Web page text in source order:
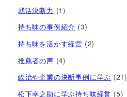
就活決断力 (1)
持ち味の事例紹介 (3)
持ち味を活かす経営​ (2)
推薦者の声 (4)
政治や企業の決断事例に学ぶ (21)
松下幸之助に学ぶ持ち味経営 (5)